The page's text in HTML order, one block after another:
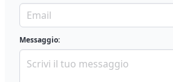
Messaggio: